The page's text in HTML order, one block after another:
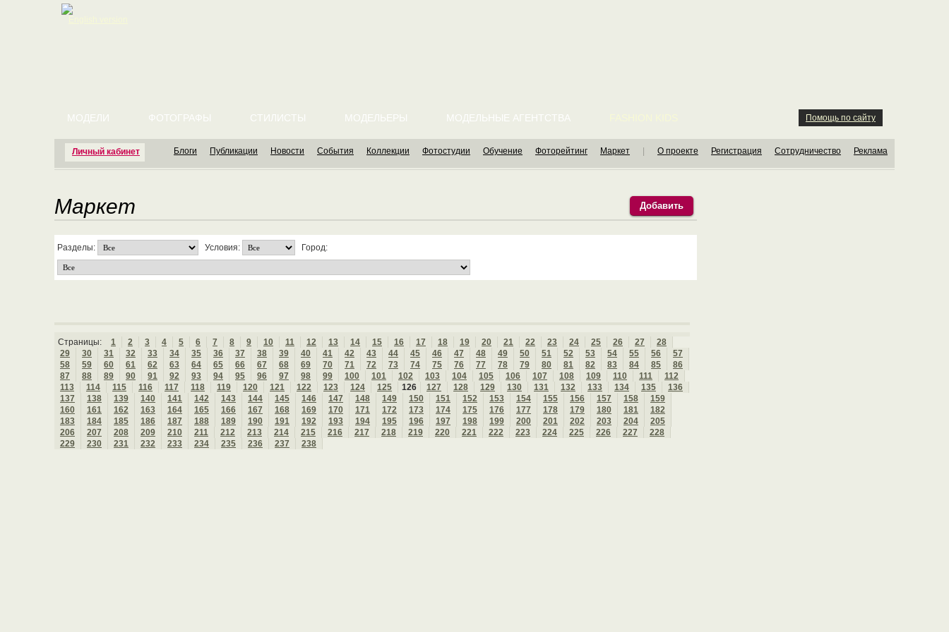
Личный кабинет
МОДЕЛИ ФОТОГРАФЫ СТИЛИСТЫ МОДЕЛЬЕРЫ МОДЕЛЬНЫЕ АГЕНТСТВА Помощь по сайту
Блоги Публикации Новости События Коллекции Фотостудии Обучение Фоторейтинг Маркет О проекте Регистрация Сотрудничество Реклама
Маркет Добавить
Разделы: Условия: Город:
Страницы: 1 2 3 4 5 6 7 8 9 10 11 12 13 14 15 16 17 18 19 20 21 22 23 24 25 26 27
28
29
30 31 32 33 34 35 36 37 38 39 40 41 42 43 44 45 46 47 48 49 50 51 52 53 54 55 56
57
58
59 60 61 62 63 64 65 66 67 68 69 70 71 72 73 74 75 76 77 78 79 80 81 82 83 84 85
86
87
88 89 90 91 92 93 94 95 96 97 98 99 100 101 102 103 104 105 106 107 108 109 110 111
112
113
114 115 116 117 118 119 120 121 122 123 124 125 126 127 128 129 130 131 132 133 134 135
136
137
138 139 140 141 142 143 144 145 146 147 148 149 150 151 152 153 154 155 156 157 158
159
160
161 162 163 164 165 166 167 168 169 170 171 172 173 174 175 176 177 178 179 180 181
182
183
184 185 186 187 188 189 190 191 192 193 194 195 196 197 198 199 200 201 202 203 204
205
206
207 208 209 210 211 212 213 214 215 216 217 218 219 220 221 222 223 224 225 226 227
228
229
230 231 232 233 234 235 236 237 238